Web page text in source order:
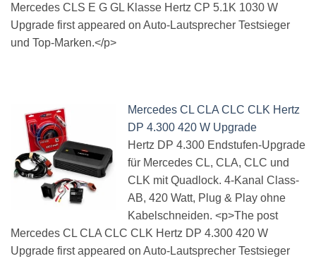
Mercedes CLS E G GL Klasse Hertz CP 5.1K 1030 W
Upgrade first appeared on Auto-Lautsprecher Testsieger
und Top-Marken.</p>
Mercedes CL CLA CLC CLK Hertz
DP 4.300 420 W Upgrade
Hertz DP 4.300 Endstufen-Upgrade
für Mercedes CL, CLA, CLC und
CLK mit Quadlock. 4-Kanal Class-
AB, 420 Watt, Plug & Play ohne
Kabelschneiden. <p>The post
Mercedes CL CLA CLC CLK Hertz DP 4.300 420 W
Upgrade first appeared on Auto-Lautsprecher Testsieger